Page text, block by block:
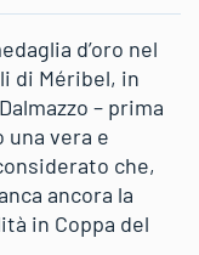
d’oro nel
di Méribel, in
– prima
una vera e
che,
ancora la
in Coppa del